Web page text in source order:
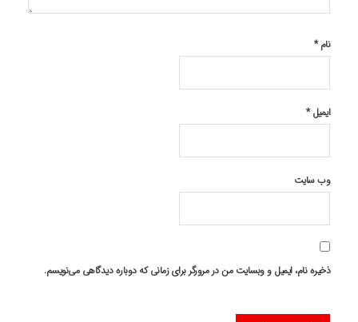
نام*
ایمیل*
وب‌ سایت
ذخیره نام، ایمیل و وبسایت من در مرورگر برای زمانی که دوباره دیدگاهی می‌نویسم.